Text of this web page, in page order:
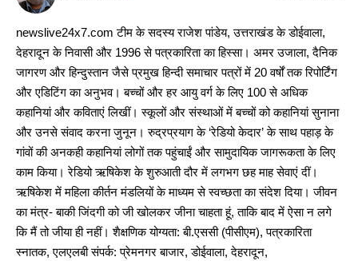
newslive24x7.com टीम के सदस्य राजेश पांडेय, उत्तराखंड के डोईवाला,
देहरादून के निवासी और 1996 से पत्रकारिता का हिस्सा। अमर उजाला, दैनिक
जागरण और हिन्दुस्तान जैसे प्रमुख हिन्दी समाचार पत्रों में 20 वर्षों तक रिपोर्टिंग
और एडिटिंग का अनुभव। बच्चों और हर आयु वर्ग के लिए 100 से अधिक
कहानियां और कविताएं लिखीं। स्कूलों और संस्थाओं में बच्चों को कहानियां सुनाना
और उनसे संवाद करना जुनून। रुद्रप्रयाग के ‘रेडियो केदार’ के साथ पहाड़ के
गांवों की अनकही कहानियां लोगों तक पहुंचाईं और सामुदायिक जागरूकता के लिए
काम किया। रेडियो ऋषिकेश के शुरुआती दौर में लगभग छह माह सेवाएं दीं।
ऋषिकेश में महिला कीर्तन मंडलियों के माध्यम से स्वच्छता का संदेश दिया। जीवन
का मंत्र- बाकी जिंदगी को जी खोलकर जीना चाहता हूं, ताकि बाद में ऐसा न लगे
कि मैं तो जीया ही नहीं। शैक्षणिक योग्यता: बी.एससी (पीसीएम), पत्रकारिता
स्नातक, एलएलबी संपर्क: प्रेमनगर बाजार, डोईवाला, देहरादून,